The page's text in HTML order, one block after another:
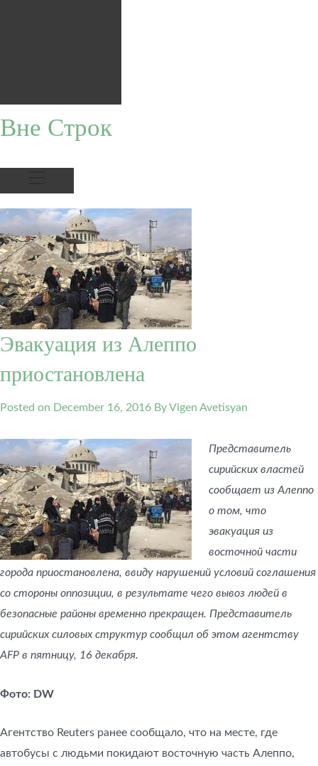
Вне Строк
Эвакуация из Алеппо
приостановлена
Posted on December 16, 2016 By Vigen Avetisyan
Представитель
сирийских властей
сообщает из Алеппо
о том, что
эвакуация из
восточной части
города приостановлена, ввиду нарушений условий соглашения
со стороны оппозиции, в результате чего вывоз людей в
безопасные районы временно прекращен. Представитель
сирийских силовых структур сообщил об этом агентству
AFP в пятницу, 16 декабря.
Фото: DW
Агентство Reuters ранее сообщало, что на месте, где
автобусы с людьми покидают восточную часть Алеппо,